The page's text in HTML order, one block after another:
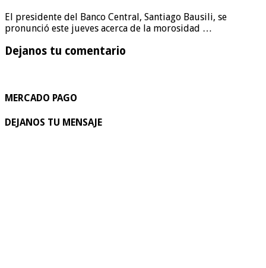
El presidente del Banco Central, Santiago Bausili, se
pronunció este jueves acerca de la morosidad …
Dejanos tu comentario
MERCADO PAGO
DEJANOS TU MENSAJE